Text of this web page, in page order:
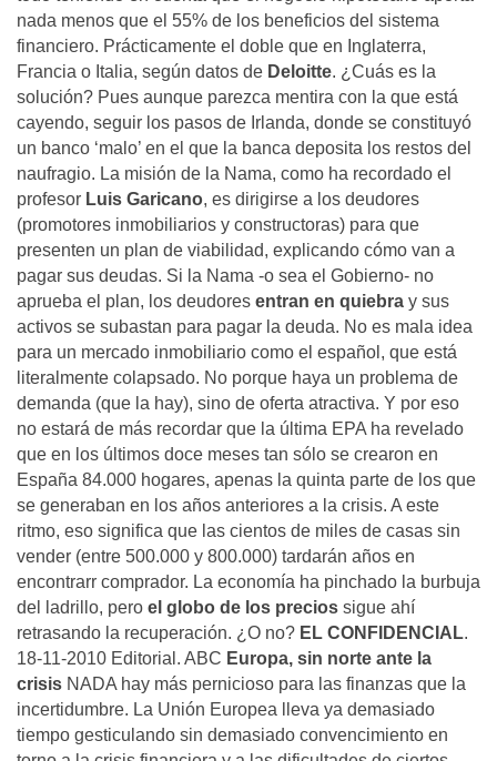
nada menos que el 55% de los beneficios del sistema
financiero. Prácticamente el doble que en Inglaterra,
Francia o Italia, según datos de Deloitte. ¿Cuás es la
solución? Pues aunque parezca mentira con la que está
cayendo, seguir los pasos de Irlanda, donde se constituyó
un banco ‘malo’ en el que la banca deposita los restos del
naufragio. La misión de la Nama, como ha recordado el
profesor Luis Garicano, es dirigirse a los deudores
(promotores inmobiliarios y constructoras) para que
presenten un plan de viabilidad, explicando cómo van a
pagar sus deudas. Si la Nama -o sea el Gobierno- no
aprueba el plan, los deudores entran en quiebra y sus
activos se subastan para pagar la deuda. No es mala idea
para un mercado inmobiliario como el español, que está
literalmente colapsado. No porque haya un problema de
demanda (que la hay), sino de oferta atractiva. Y por eso
no estará de más recordar que la última EPA ha revelado
que en los últimos doce meses tan sólo se crearon en
España 84.000 hogares, apenas la quinta parte de los que
se generaban en los años anteriores a la crisis. A este
ritmo, eso significa que las cientos de miles de casas sin
vender (entre 500.000 y 800.000) tardarán años en
encontrarr comprador. La economía ha pinchado la burbuja
del ladrillo, pero el globo de los precios sigue ahí
retrasando la recuperación. ¿O no? EL CONFIDENCIAL.
18-11-2010 Editorial. ABC Europa, sin norte ante la
crisis NADA hay más pernicioso para las finanzas que la
incertidumbre. La Unión Europea lleva ya demasiado
tiempo gesticulando sin demasiado convencimiento en